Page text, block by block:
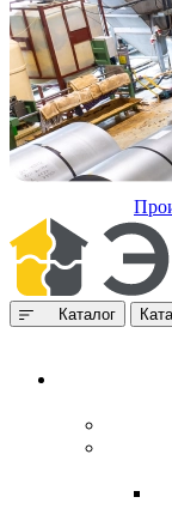
Каталог